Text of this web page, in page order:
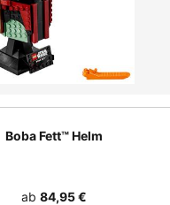
Boba Fett™ Helm
ab 84,95 €